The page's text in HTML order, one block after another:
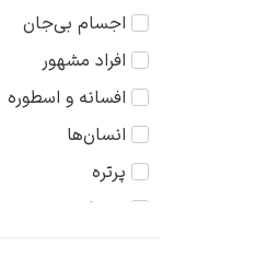
اجسام بی‌جان
افراد مشهور
افسانه و اسطوره
انسان‌ها
پرتره
تاریخ